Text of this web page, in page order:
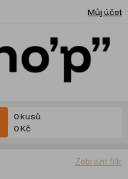
Můj účet
0 kusů
0 Kč
Zobrazit filtr